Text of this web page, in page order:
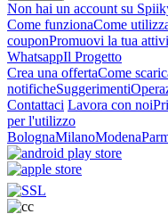
Non hai un account su
Come funzionaCome
couponPromuovi la tua
WhatsappIl Progetto
Crea una offertaCome
notificheSuggerimenti
Contattaci Lavora con noi
per l'utilizzo
BolognaMilanoModena